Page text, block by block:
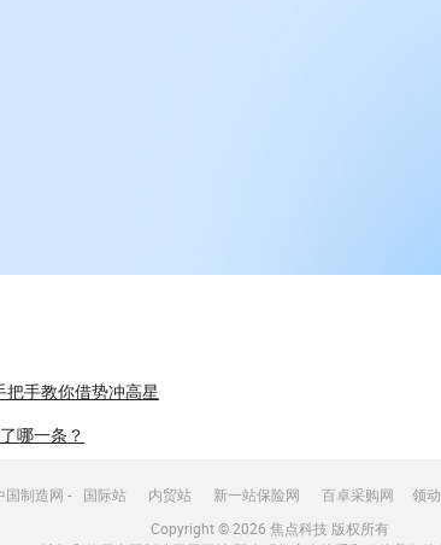
手教你借势冲高星
哪一条？
国制造网 - 国际站 内贸站 新一站保险网 百卓采购网 领动
Copyright © 2026 焦点科技 版权所有